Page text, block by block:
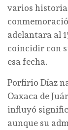
varios
adelantara al
coincidir con
esa fecha.
Porfirio Díaz
Oaxaca de
influyó
aunque su